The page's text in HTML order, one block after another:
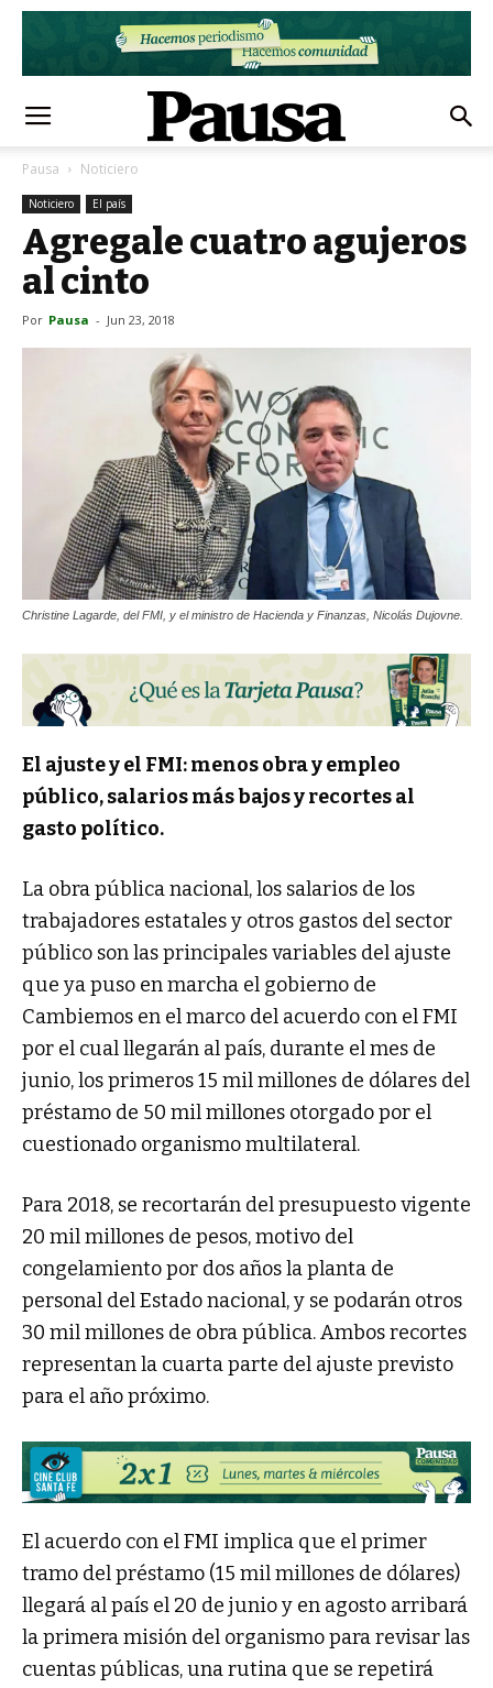
Pausa Noticiero
Noticiero El país
Agregale cuatro agujeros
al cinto
Por Pausa - Jun 23, 2018
Christine Lagarde, del FMI, y el ministro de Hacienda y Finanzas, Nicolás Dujovne.
El ajuste y el FMI: menos obra y empleo
público, salarios más bajos y recortes al
gasto político.
La obra pública nacional, los salarios de los
trabajadores estatales y otros gastos del sector
público son las principales variables del ajuste
que ya puso en marcha el gobierno de
Cambiemos en el marco del acuerdo con el FMI
por el cual llegarán al país, durante el mes de
junio, los primeros 15 mil millones de dólares del
préstamo de 50 mil millones otorgado por el
cuestionado organismo multilateral.
Para 2018, se recortarán del presupuesto vigente
20 mil millones de pesos, motivo del
congelamiento por dos años la planta de
personal del Estado nacional, y se podarán otros
30 mil millones de obra pública. Ambos recortes
representan la cuarta parte del ajuste previsto
para el año próximo.
El acuerdo con el FMI implica que el primer
tramo del préstamo (15 mil millones de dólares)
llegará al país el 20 de junio y en agosto arribará
la primera misión del organismo para revisar las
cuentas públicas, una rutina que se repetirá